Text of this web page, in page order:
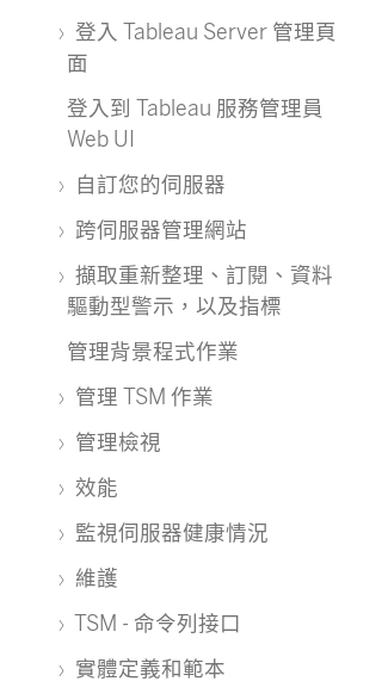
登入 Tableau Server 管理頁
面
登入到 Tableau 服務管理員
Web UI
自訂您的伺服器
跨伺服器管理網站
擷取重新整理、訂閱、資料
驅動型警示，以及指標
管理背景程式作業
管理 TSM 作業
管理檢視
效能
監視伺服器健康情況
維護
TSM - 命令列接口
實體定義和範本